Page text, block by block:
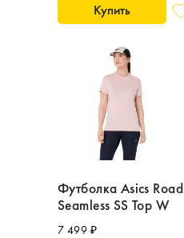
Купить
Футболка Asics Road
Seamless SS Top W
7 499 ₽